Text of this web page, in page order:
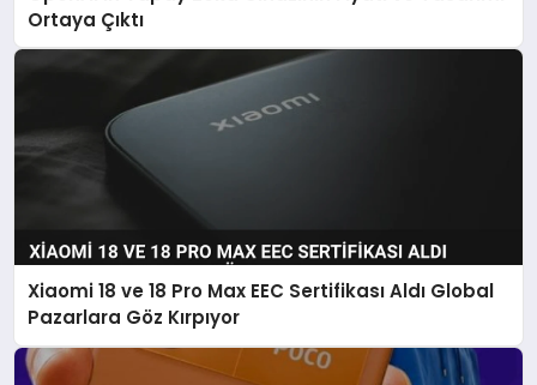
Ortaya Çıktı
Xiaomi 18 ve 18 Pro Max EEC Sertifikası Aldı Global
Pazarlara Göz Kırpıyor